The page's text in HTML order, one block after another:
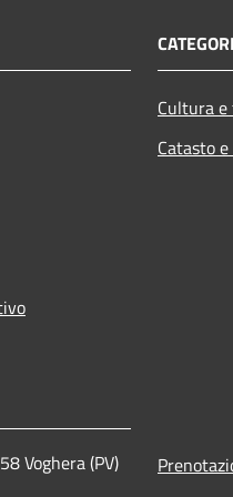
Cultura
Catasto
Voghera (PV)